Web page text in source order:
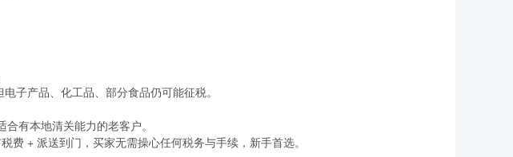
子产品、化工品、部分食品仍可能征税。
有本地清关能力的老客户。
+ 派送到门，买家无需操心任何税务与手续，新手首选。